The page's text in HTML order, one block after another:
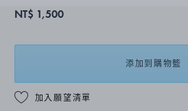
NT$ 1,500
添加到購物籃
加入願望清單